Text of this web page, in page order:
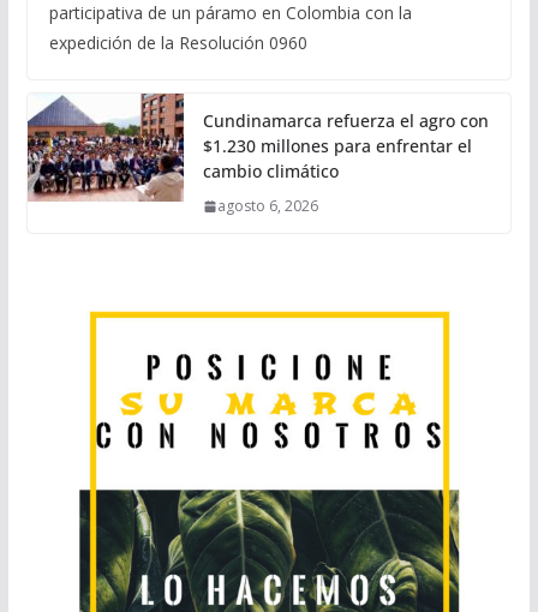
participativa de un páramo en Colombia con la
expedición de la Resolución 0960
Cundinamarca refuerza el agro con
$1.230 millones para enfrentar el
cambio climático
agosto 6, 2026